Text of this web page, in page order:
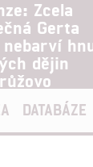
Zcela
Gerta
dějin
DATABÁZE